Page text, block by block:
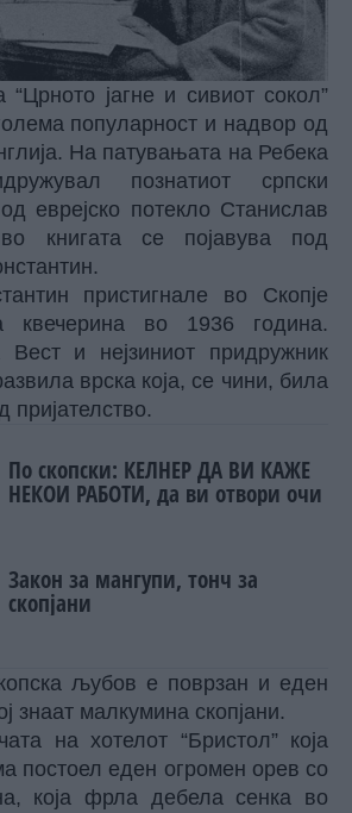
“Црното јагне и сивиот сокол”
популарност и надвор од
На патувањата на Ребека
познатиот српски
еврејско потекло Станислав
книгата се појавува под
пристигнале во Скопје
квечерина во 1936 година.
и нејзиниот придружник
врска која, се чини, била
пријателство.
По скопски: КЕЛНЕР ДА ВИ КАЖЕ
НЕКОИ РАБОТИ, да ви отвори очи
Закон за мангупи, тонч за
скопјани
љубов е поврзан и еден
знаат малкумина скопјани.
на хотелот “Бристол” која
постоел еден огромен орев со
која фрла дебела сенка во